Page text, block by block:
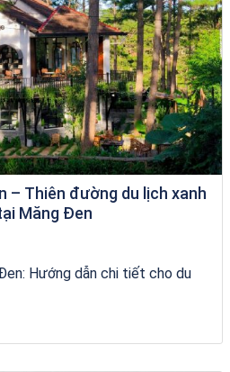
– Thiên đường du lịch xanh
Măng Đen
Hướng dẫn chi tiết cho du